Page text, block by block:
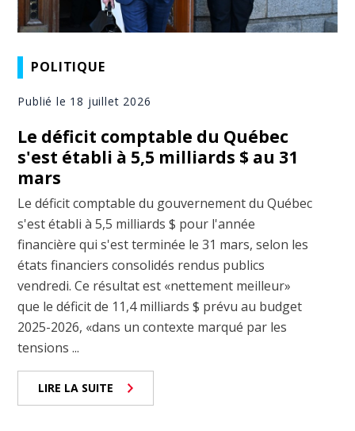
POLITIQUE
Publié le 18 juillet 2026
Le déficit comptable du Québec
s'est établi à 5,5 milliards $ au 31
mars
Le déficit comptable du gouvernement du Québec
s'est établi à 5,5 milliards $ pour l'année
financière qui s'est terminée le 31 mars, selon les
états financiers consolidés rendus publics
vendredi. Ce résultat est «nettement meilleur»
que le déficit de 11,4 milliards $ prévu au budget
2025-2026, «dans un contexte marqué par les
tensions ...
LIRE LA SUITE